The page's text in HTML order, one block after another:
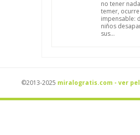
no tener
temer,
impensable:
niños
sus...
©2013-2025 miralogratis.com - ver